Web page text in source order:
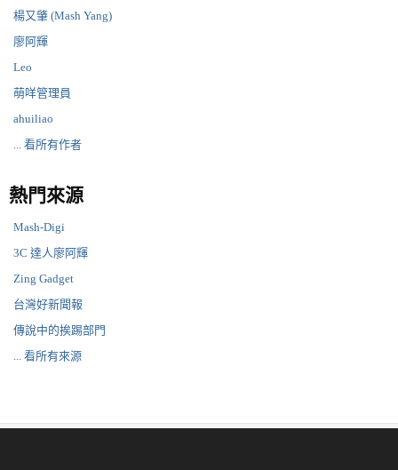
楊又肇 (Mash Yang)
廖阿輝
Leo
萌咩管理員
ahuiliao
... 看所有作者
熱門來源
Mash-Digi
3C 達人廖阿輝
Zing Gadget
台灣好新聞報
傳說中的挨踢部門
... 看所有來源